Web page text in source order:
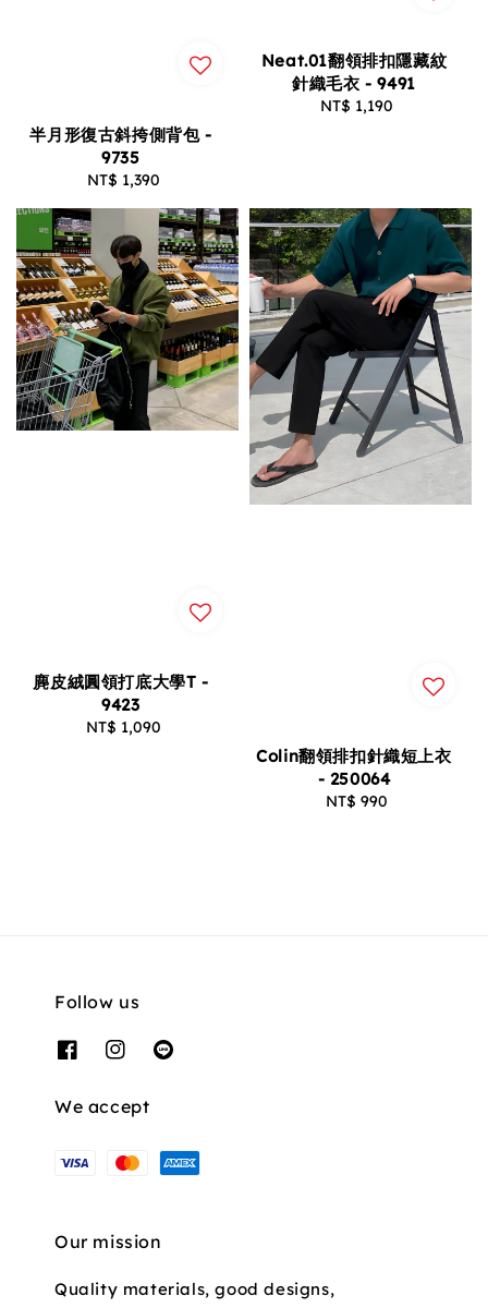
半月形復古斜挎側背包 -
9735
Regular
NT$ 1,390
Neat.01翻領排扣隱藏紋
針織毛衣 - 9491
Regular
NT$ 1,190
麂皮絨圓領打底大學T -
9423
Regular
NT$ 1,090
Colin翻領排扣針織短上衣
- 250064
Regular
NT$ 990
Follow us
We accept
Our mission
Quality materials, good designs,